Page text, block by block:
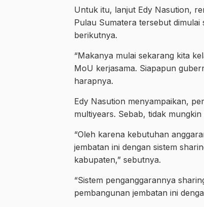
Untuk itu, lanjut Edy Nasution,
Pulau Sumatera tersebut
berikutnya.
“Makanya mulai sekarang kita
MoU kerjasama. Siapapun
harapnya.
Edy Nasution menyampaikan,
multiyears. Sebab, tidak
“Oleh karena kebutuhan
jembatan ini dengan sistem
kabupaten,” sebutnya.
“Sistem penganggarannya
pembangunan jembatan ini